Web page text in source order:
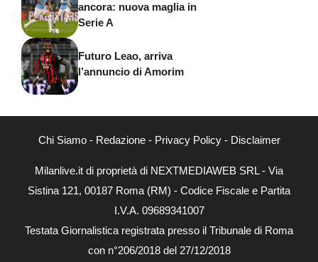
ancora: nuova maglia in
Serie A
Futuro Leao, arriva
l’annuncio di Amorim
Chi Siamo- Redazione- Privacy Policy- Disclaimer
Milanlive.it di proprietà di NEXTMEDIAWEB SRL - Via
Sistina 121, 00187 Roma (RM) - Codice Fiscale e Partita
I.V.A. 09689341007
Testata Giornalistica registrata presso il Tribunale di Roma
con n°206/2018 del 27/12/2018